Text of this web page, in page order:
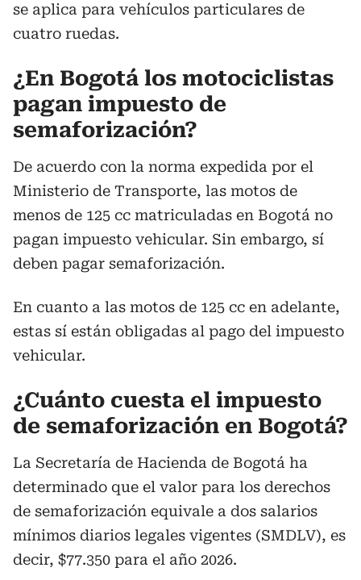
se aplica para vehículos particulares de
cuatro ruedas.
¿En Bogotá los motociclistas
pagan impuesto de
semaforización?
De acuerdo con la norma expedida por el
Ministerio de Transporte, las motos de
menos de 125 cc matriculadas en Bogotá no
pagan impuesto vehicular. Sin embargo, sí
deben pagar semaforización.
En cuanto a las motos de 125 cc en adelante,
estas sí están obligadas al pago del impuesto
vehicular.
¿Cuánto cuesta el impuesto
de semaforización en Bogotá?
La Secretaría de Hacienda de Bogotá ha
determinado que el valor para los derechos
de semaforización equivale a dos salarios
mínimos diarios legales vigentes (SMDLV), es
decir, $77.350 para el año 2026.